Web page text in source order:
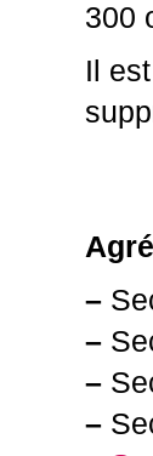
300
Il
–
–
–
–